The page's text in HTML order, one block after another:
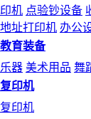
印机 点验钞设备
地址打印机 办公
教育装备
乐器 美术用品 舞
复印机
复印机